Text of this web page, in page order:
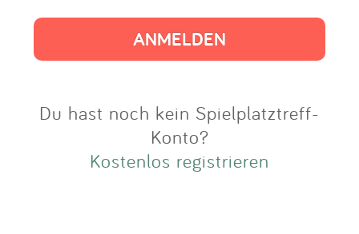
Anmelden
Du hast noch kein Spielplatztreff-
Konto?
Kostenlos registrieren